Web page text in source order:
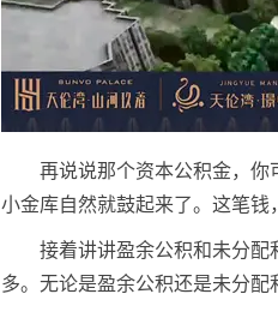
再说说那个资本公积金，
小金库自然就鼓起来了。这笔钱
接着讲讲盈余公积和未分配
多。无论是盈余公积还是未分配